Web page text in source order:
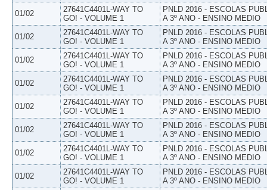
01/02
27641C4401L-WAY TO
GO! - VOLUME 1
PNLD 2016 - ESCOLAS
A 3º ANO - ENSINO MEDIO
01/02
27641C4401L-WAY TO
GO! - VOLUME 1
PNLD 2016 - ESCOLAS
A 3º ANO - ENSINO MEDIO
01/02
27641C4401L-WAY TO
GO! - VOLUME 1
PNLD 2016 - ESCOLAS
A 3º ANO - ENSINO MEDIO
01/02
27641C4401L-WAY TO
GO! - VOLUME 1
PNLD 2016 - ESCOLAS
A 3º ANO - ENSINO MEDIO
01/02
27641C4401L-WAY TO
GO! - VOLUME 1
PNLD 2016 - ESCOLAS
A 3º ANO - ENSINO MEDIO
01/02
27641C4401L-WAY TO
GO! - VOLUME 1
PNLD 2016 - ESCOLAS
A 3º ANO - ENSINO MEDIO
01/02
27641C4401L-WAY TO
GO! - VOLUME 1
PNLD 2016 - ESCOLAS
A 3º ANO - ENSINO MEDIO
01/02
27641C4401L-WAY TO
GO! - VOLUME 1
PNLD 2016 - ESCOLAS
A 3º ANO - ENSINO MEDIO